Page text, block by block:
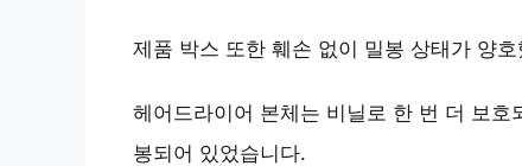
제품 박스 또한 훼손 없이 밀봉 상태가 양
헤어드라이어 본체는 비닐로 한 번 더 보
봉되어 있었습니다.